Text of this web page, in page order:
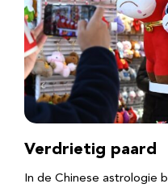
Verdrietig paard
In de Chinese astrologie